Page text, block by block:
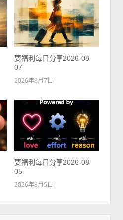
要福利每日分享2026-08-
07
2026年8月7日
要福利每日分享2026-08-
05
2026年8月5日